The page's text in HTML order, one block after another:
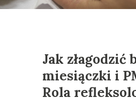
Jak złagodzić
miesiączki i
Rola